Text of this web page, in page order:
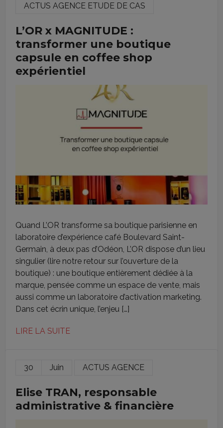
ACTUS AGENCE ETUDE DE CAS
L’OR x MAGNITUDE :
transformer une boutique
capsule en coffee shop
expérientiel
Quand L’OR transforme sa boutique parisienne en
laboratoire d’expérience café Boulevard Saint-
Germain, à deux pas d’Odéon, L’OR dispose d’un lieu
singulier (lire notre retour sur l’ouverture de la
boutique) : une boutique entièrement dédiée à la
marque, pensée comme un espace de vente, mais
aussi comme un laboratoire d’activation marketing.
Dans cet écrin unique, l’enjeu […]
LIRE LA SUITE
30 Juin ACTUS AGENCE
Elise TRAN, responsable
administrative & financière